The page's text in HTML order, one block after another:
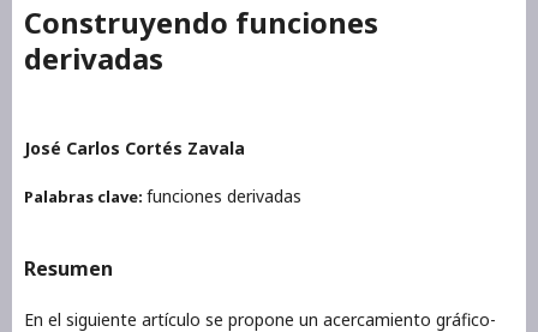
Construyendo funciones
derivadas
José Carlos Cortés Zavala
Palabras clave: funciones derivadas
Resumen
En el siguiente artículo se propone un acercamiento gráfico-